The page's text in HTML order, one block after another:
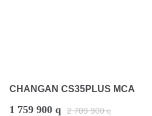
CHANGAN CS35PLUS MCA
1 759 900 q 2 709 900 q